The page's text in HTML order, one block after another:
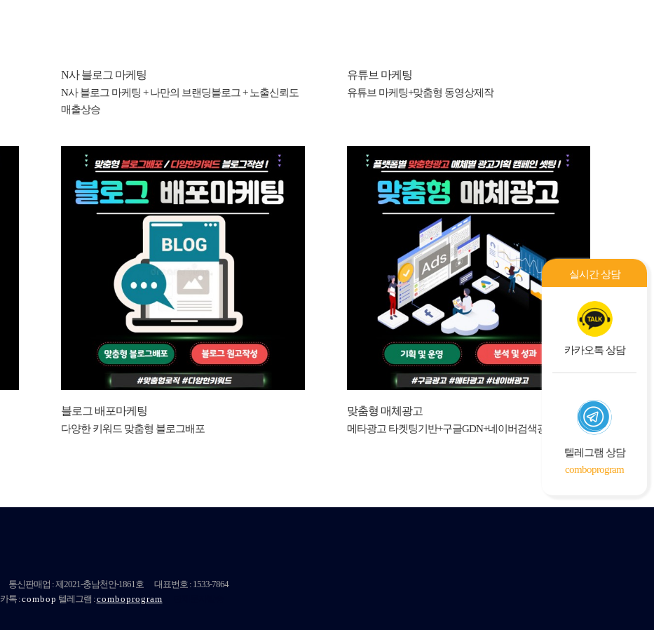
N사 블로그 마케팅
N사 블로그 마케팅 + 나만의 브랜딩블로그 + 노출신뢰도
매출상승
유튜브 마케팅
유튜브 마케팅+맞춤형 동영상제작
블로그 배포마케팅
다양한 키워드 맞춤형 블로그배포
맞춤형 매체광고
메타광고 타켓팅기반+구글GDN+네이버검색광고
통신판매업 : 제2021-충남천안-1861호
대표번호 : 1533-7864
카톡 :combop 텔레그램 :comboprogram
실시간 상담
카카오톡 상담
텔레그램 상담
comboprogram